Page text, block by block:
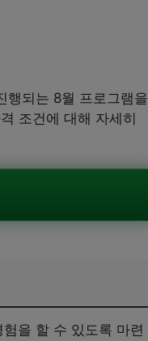
행되는 8월 프로그램을
조건에 대해 자세히
을 할 수 있도록 마련